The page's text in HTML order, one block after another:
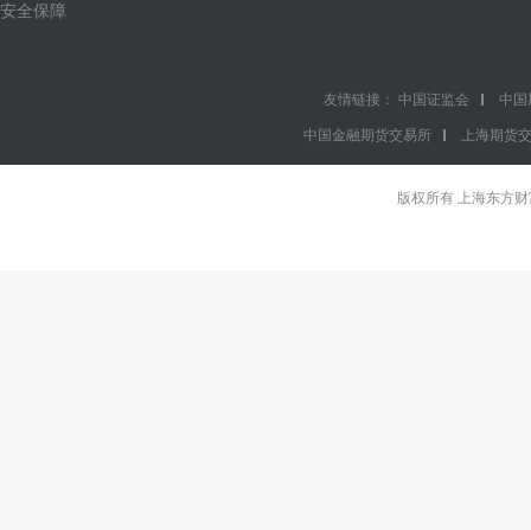
安全保障
友情链接： 中国证监会 中国
中国金融期货交易所 上海期货
版权所有 上海东方